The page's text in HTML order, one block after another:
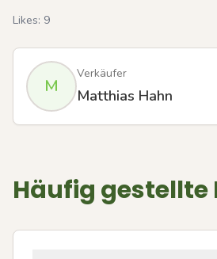
Likes: 9
M
Verkäufer
Matthias Hahn
Häufig gestellte